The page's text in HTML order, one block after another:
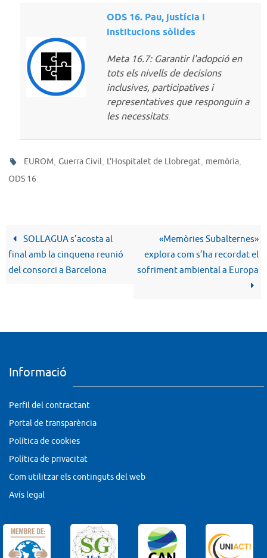
ODS 16. Pau, justícia i
institucions sòlides
Meta 16.7: Garantir l'adopció en
tots els nivells de decisions
inclusives, participatives i
representatives que responguin a
les necessitats.
EUROM,Guerra Civil, L'Hospitalet de Llobregat, memòria,
ODS 16.
SOLLAGUA s’acosta al
final amb la cinquena reunió
del consorci a Barcelona
«Memòries Subalternes»
explora com s’ha recordat el
sofriment ambiental a Europa
Informació
Perfil del contractant
Portal de transparència
Política de cookies
Política de privacitat
Com utilitzar els continguts del web
Avís legal